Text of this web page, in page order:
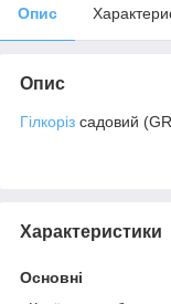
Опис
Опис
Гілкоріз садовий
Характеристики
Основні